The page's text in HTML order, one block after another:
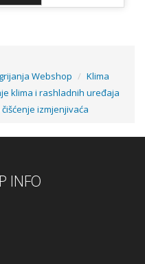
Webshop
Klima
klima i rashladnih uređaja
izmjenjivaća
INFO